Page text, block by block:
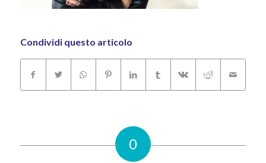
Condividi questo articolo
0